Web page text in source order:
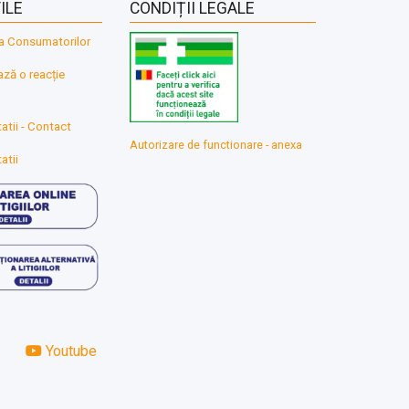
Consumatorilor
o reacție
- Contact
CONDIȚII LEGALE
Autorizare de functionare - anexa
Youtube